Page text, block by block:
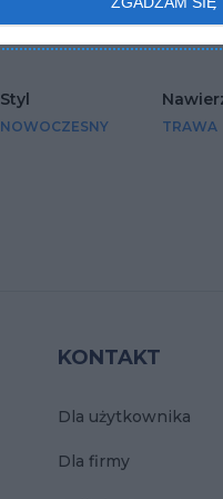
Styl
NOWOCZESNY TRAWA
KONTAKT
Dla użytkownika
Dla firmy